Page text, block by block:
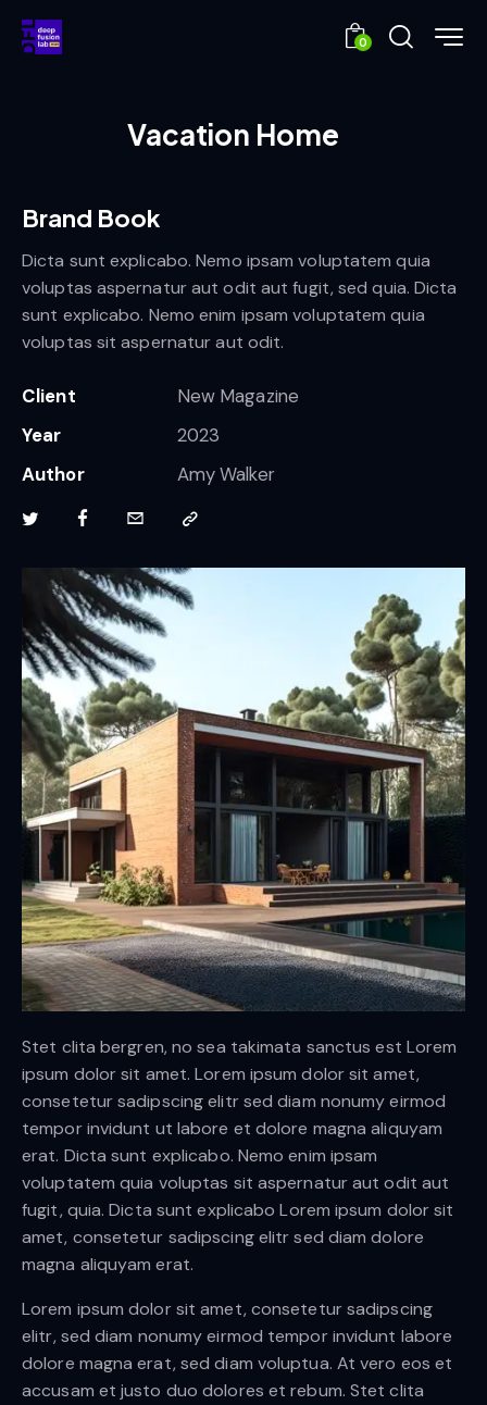
0
Vacation Home
Stet clita bergren, no sea takimata sanctus est Lorem
ipsum dolor sit amet. Lorem ipsum dolor sit amet,
consetetur sadipscing elitr sed diam nonumy eirmod
tempor invidunt ut labore et dolore magna aliquyam
erat. Dicta sunt explicabo. Nemo enim ipsam
voluptatem quia voluptas sit aspernatur aut odit aut
fugit, quia. Dicta sunt explicabo Lorem ipsum dolor sit
amet, consetetur sadipscing elitr sed diam dolore
magna aliquyam erat.
Lorem ipsum dolor sit amet, consetetur sadipscing
elitr, sed diam nonumy eirmod tempor invidunt labore
dolore magna erat, sed diam voluptua. At vero eos et
accusam et justo duo dolores et rebum. Stet clita
Brand Book
Dicta sunt explicabo. Nemo ipsam voluptatem quia
voluptas aspernatur aut odit aut fugit, sed quia. Dicta
sunt explicabo. Nemo enim ipsam voluptatem quia
voluptas sit aspernatur aut odit.
Client
New Magazine
Year
2023
Author
Amy Walker